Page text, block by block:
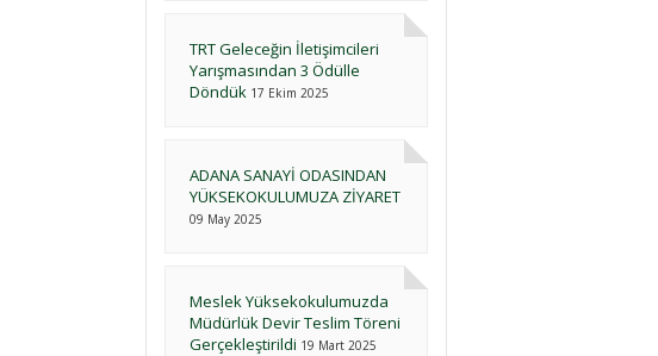
TRT Geleceğin İletişimcileri
Yarışmasından 3 Ödülle
Döndük 17 Ekim 2025
ADANA SANAYİ ODASINDAN
YÜKSEKOKULUMUZA ZİYARET
09 May 2025
Meslek Yüksekokulumuzda
Müdürlük Devir Teslim Töreni
Gerçekleştirildi 19 Mart 2025